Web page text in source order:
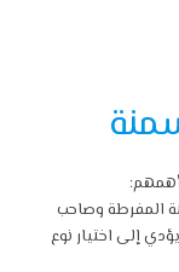
المفرطة وصاحب
إلى اختيار نوع